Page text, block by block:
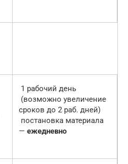
1 рабочий день
(возможно увеличение
сроков до 2 раб. дней)
постановка материала
— ежедневно